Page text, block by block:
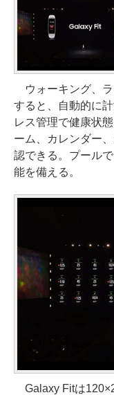
ウォーキング、ラ
すると、自動的に
レス管理で健康状
ーム、カレンダー
認できる。プール
能を備える。
Galaxy Fitは